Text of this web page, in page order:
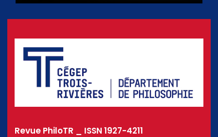
Revue PhiloTR _ ISSN 1927-4211